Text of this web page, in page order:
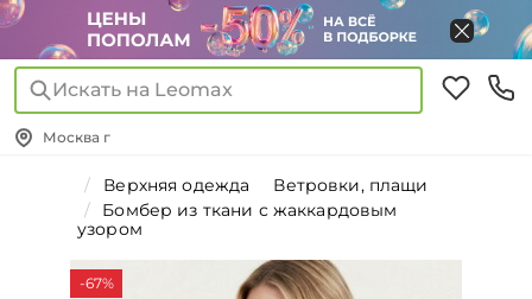
Искать на Leomax
Москва г
Верхняя одежда
Ветровки, плащи
Бомбер из ткани с жаккардовым
узором
-67%